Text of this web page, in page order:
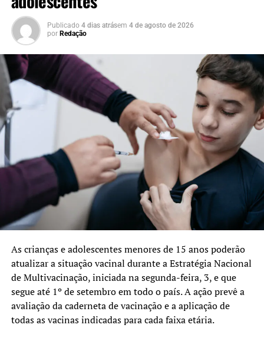
Publicado 4 dias atrásem 4 de agosto de 2026
por Redação
As crianças e adolescentes menores de 15 anos poderão
atualizar a situação vacinal durante a Estratégia Nacional
de Multivacinação, iniciada na segunda-feira, 3, e que
segue até 1º de setembro em todo o país. A ação prevê a
avaliação da caderneta de vacinação e a aplicação de
todas as vacinas indicadas para cada faixa etária.